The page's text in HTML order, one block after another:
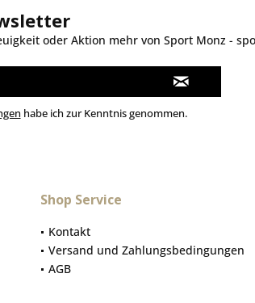
oder Aktion mehr von Sport Monz -
habe ich zur Kenntnis genommen.
Shop Service
Kontakt
Versand und Zahlungsbedingungen
AGB